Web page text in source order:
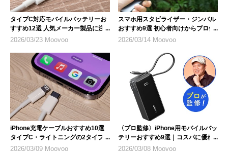
タイプC対応モバイルバッテリーお
すすめ12選 人気メーカー製品に注
目
2026/03/23 Moovoo
スマホ用スタビライザー・ジンバル
おすすめ9選 初心者向けからプロ仕
様まで
2026/03/14 Moovoo
iPhone充電ケーブルおすすめ10選
タイプC・ライトニングの2タイプ
を紹介
2026/03/09 Moovoo
〈プロ監修〉iPhone用モバイルバッ
テリーおすすめ9選｜コスパに優れ
た1台を選ぶ
2026/03/08 Moovoo